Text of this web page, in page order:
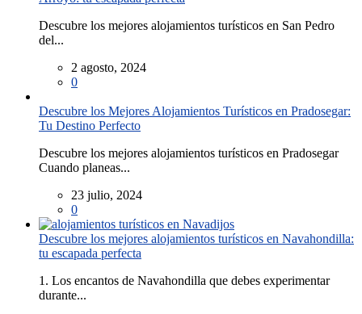
Descubre los mejores alojamientos turísticos en San Pedro
del...
2 agosto, 2024
0
Descubre los Mejores Alojamientos Turísticos en Pradosegar:
Tu Destino Perfecto
Descubre los mejores alojamientos turísticos en Pradosegar
Cuando planeas...
23 julio, 2024
0
Descubre los mejores alojamientos turísticos en Navahondilla:
tu escapada perfecta
1. Los encantos de Navahondilla que debes experimentar
durante...